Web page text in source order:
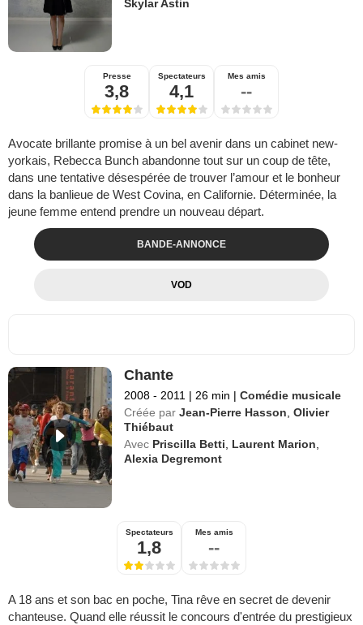
Skylar Astin
Presse
3,8
Spectateurs
4,1
Mes amis
--
Avocate brillante promise à un bel avenir dans un cabinet new-
yorkais, Rebecca Bunch abandonne tout sur un coup de tête,
dans une tentative désespérée de trouver l’amour et le bonheur
dans la banlieue de West Covina, en Californie. Déterminée, la
jeune femme entend prendre un nouveau départ.
BANDE-ANNONCE
VOD
Chante
2008 - 2011 | 26 min | Comédie musicale
Créée par Jean-Pierre Hasson,Olivier
Thiébaut
Avec Priscilla Betti, Laurent Marion,
Alexia Degremont
Spectateurs
1,8
Mes amis
--
A 18 ans et son bac en poche, Tina rêve en secret de devenir
chanteuse. Quand elle réussit le concours d'entrée du prestigieux